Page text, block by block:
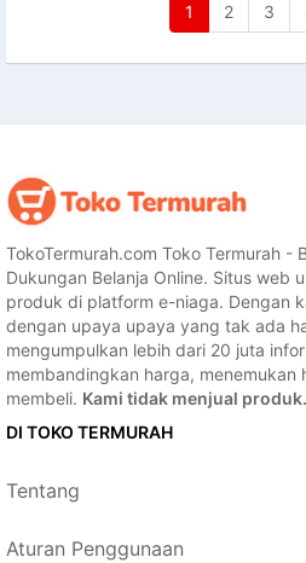
1 2 3
TokoTermurah.com Toko Termurah -
Dukungan Belanja Online. Situs web
produk di platform e-niaga. Dengan
dengan upaya upaya yang tak ada
mengumpulkan lebih dari 20 juta
membandingkan harga, menemukan
membeli. Kami tidak menjual produk.
DI TOKO TERMURAH
Tentang
Aturan Penggunaan